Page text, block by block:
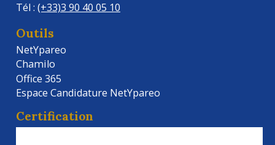
Tél : (+33)3 90 40 05 10
Outils
NetYpareo
Chamilo
Office 365
Espace Candidature NetYpareo
Certification